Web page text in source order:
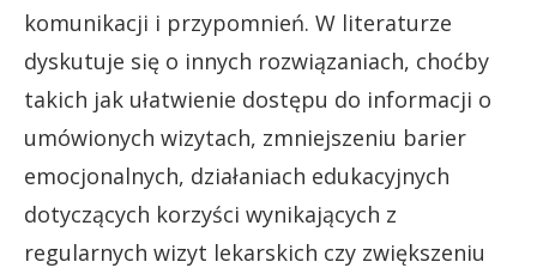
komunikacji i przypomnień. W literaturze
dyskutuje się o innych rozwiązaniach, choćby
takich jak ułatwienie dostępu do informacji o
umówionych wizytach, zmniejszeniu barier
emocjonalnych, działaniach edukacyjnych
dotyczących korzyści wynikających z
regularnych wizyt lekarskich czy zwiększeniu